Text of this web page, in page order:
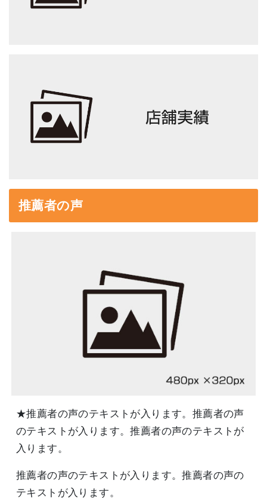
推薦者の声
★推薦者の声のテキストが入ります。推薦者の声
のテキストが入ります。推薦者の声のテキストが
入ります。
推薦者の声のテキストが入ります。推薦者の声の
テキストが入ります。